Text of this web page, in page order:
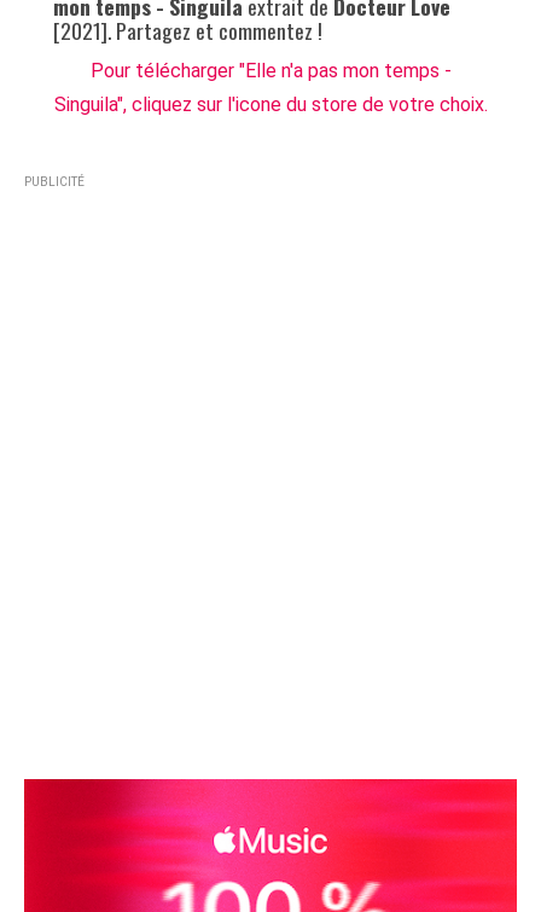
[2021]. Partagez et commentez !
Pour télécharger "Elle n'a pas mon temps -
Singuila", cliquez sur l'icone du store de votre choix.
PUBLICITÉ